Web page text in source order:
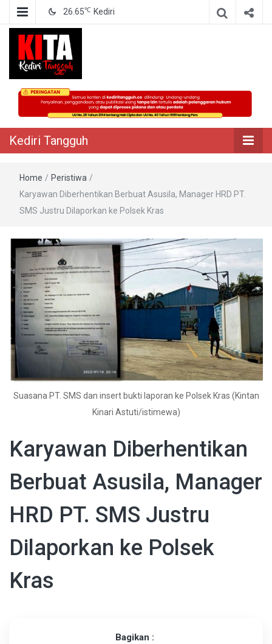
26.65℃ Kediri
Kediri Tangguh
Berita Akurat Terpercaya
Kediri Tangguh
Home / Peristiwa /
Karyawan Diberhentikan Berbuat Asusila, Manager HRD PT.
SMS Justru Dilaporkan ke Polsek Kras
Suasana PT. SMS dan insert bukti laporan ke Polsek Kras (Kintan
Kinari Astuti/istimewa)
Karyawan Diberhentikan
Berbuat Asusila, Manager
HRD PT. SMS Justru
Dilaporkan ke Polsek
Kras
Bagikan :